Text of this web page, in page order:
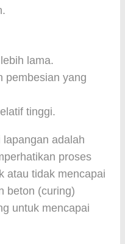
lama.
pembesian yang
tinggi.
adalah
proses
atau tidak mencapai
beton (curing)
untuk mencapai